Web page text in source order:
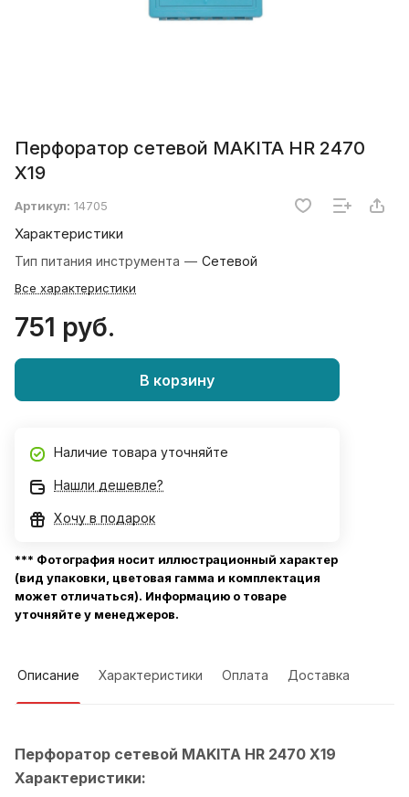
Перфоратор сетевой MAKITA HR 2470
X19
Артикул: 14705
Характеристики
Тип питания инструмента — Сетевой
Все характеристики
751 руб.
В корзину
Наличие товара уточняйте
Нашли дешевле?
Хочу в подарок
*** Фотография носит иллюстрационный характер
(вид упаковки, цветовая гамма и комплектация
может отличаться). Информацию о товаре
уточняйте у менеджеров.
Описание Характеристики Оплата Доставка
Перфоратор сетевой MAKITA HR 2470 X19
Характеристики: